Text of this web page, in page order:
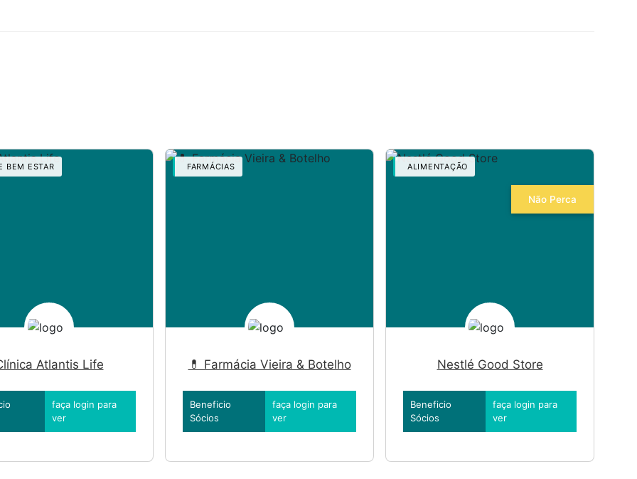
BEM ESTAR
Atlantis Life
faça login para
ver
FARMÁCIAS
💊 Farmácia Vieira & Botelho
Beneficio
Sócios
faça login para
ver
Não Perca
ALIMENTAÇÃO
Nestlé Good Store
Beneficio
Sócios
faça login para
ver